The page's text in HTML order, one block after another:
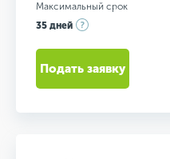
Максимальный срок
35 дней
Подать заявку